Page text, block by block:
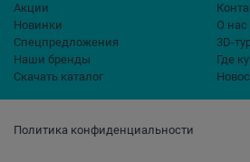
Политика конфиденциальности
Акции
Новинки
Спецпредложения
Наши бренды
Скачать каталог
О нас
3D-
Где